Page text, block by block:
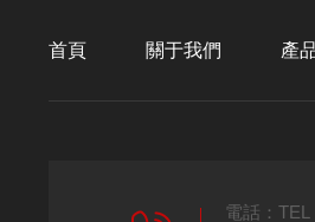
首頁 關于我們 產
電話：TEL